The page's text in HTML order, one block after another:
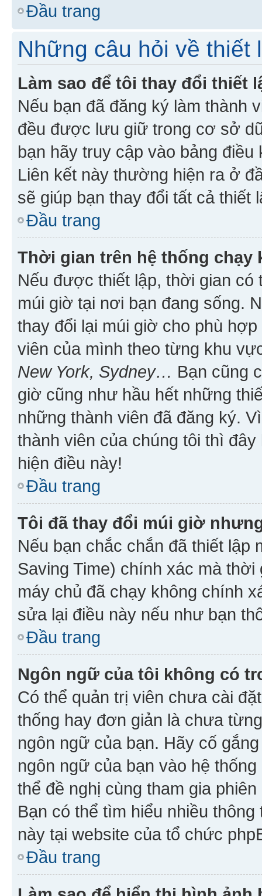
Đầu trang
Những câu hỏi về thiết
Làm sao để tôi thay đổi thiết
Nếu bạn đã đăng ký làm thành
đều được lưu giữ trong cơ sở
bạn hãy truy cập vào bảng
Liên kết này thường hiện ra ở
sẽ giúp bạn thay đổi tất cả thiết
Đầu trang
Thời gian trên hệ thống chạy
Nếu được thiết lập, thời gian
múi giờ tại nơi bạn đang sống.
thay đổi lại múi giờ cho phù
viên của mình theo từng khu
New York, Sydney… Bạn cũng
giờ cũng như hầu hết những
những thành viên đã đăng ký.
thành viên của chúng tôi thì
hiện điều này!
Đầu trang
Tôi đã thay đổi múi giờ
Nếu bạn chắc chắn đã thiết lập
Saving Time) chính xác mà
máy chủ đã chạy không chính
sửa lại điều này nếu như bạn
Đầu trang
Ngôn ngữ của tôi không có
Có thể quản trị viên chưa cài
thống hay đơn giản là chưa
ngôn ngữ của bạn. Hãy cố
ngôn ngữ của bạn vào hệ
thể đề nghị cùng tham gia
Bạn có thể tìm hiểu nhiều
này tại website của tổ chức
Đầu trang